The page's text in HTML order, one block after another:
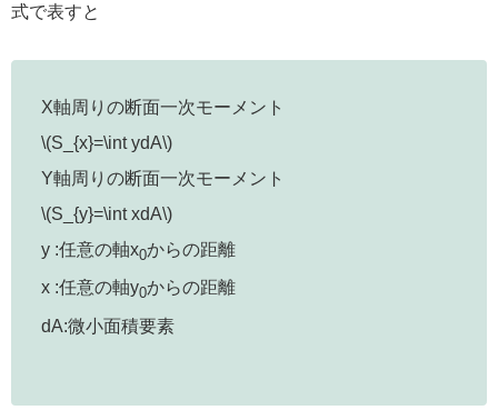
式で表すと
X軸周りの断面一次モーメント
\(S_{x}=\int ydA\)
Y軸周りの断面一次モーメント
\(S_{y}=\int xdA\)
y :任意の軸x0からの距離
x :任意の軸y0からの距離
dA:微小面積要素